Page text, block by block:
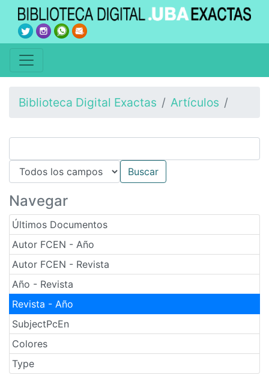
Biblioteca Digital Exactas Artículos
Navegar
Últimos Documentos
Autor FCEN - Año
Autor FCEN - Revista
Año - Revista
Revista - Año
SubjectPcEn
Colores
Type